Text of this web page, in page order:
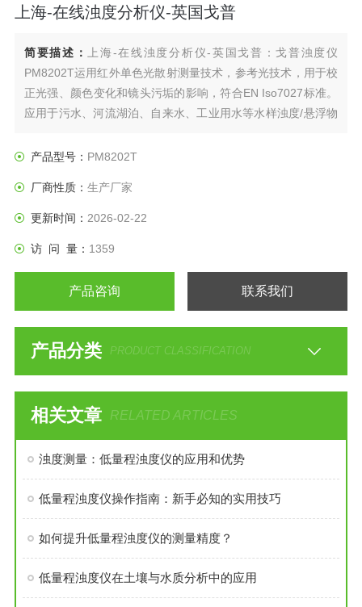
上海-在线浊度分析仪-英国戈普
简要描述：
上海-在线浊度分析仪-英国戈普：戈普浊度仪
PM8202T运用红外单色光散射测量技术，参考光技术，用于校
正光强、颜色变化和镜头污垢的影响，符合EN Iso7027标准。
应用于污水、河流湖泊、自来水、工业用水等水样浊度/悬浮物
产品型号： PM8202T
厂商性质： 生产厂家
更新时间： 2026-02-22
访 问 量： 1359
产品咨询 联系我们
产品分类 PRODUCT CLASSIFICATION
相关文章 RELATED ARTICLES
浊度测量：低量程浊度仪的应用和优势
低量程浊度仪操作指南：新手必知的实用技巧
如何提升低量程浊度仪的测量精度？
低量程浊度仪在土壤与水质分析中的应用